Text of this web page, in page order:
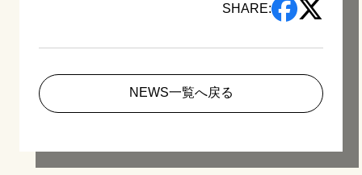
SHARE:
NEWS一覧へ戻る